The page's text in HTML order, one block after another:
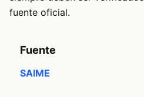
fuente oficial.
Fuente
SAIME